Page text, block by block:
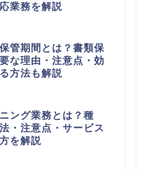
業務を解説
管期間とは？書類保
な理由・注意点・効
方法も解説
ング業務とは？種
・注意点・サービス
を解説